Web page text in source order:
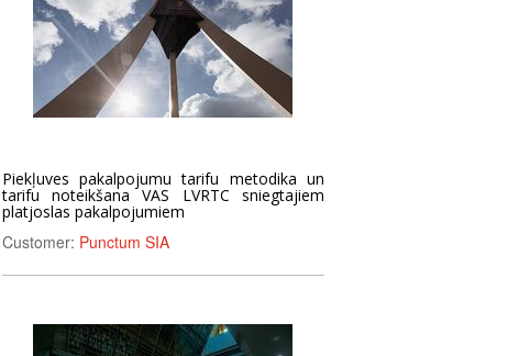
Piekļuves pakalpojumu tarifu metodika un
tarifu noteikšana VAS LVRTC sniegtajiem
platjoslas pakalpojumiem
Customer: Punctum SIA